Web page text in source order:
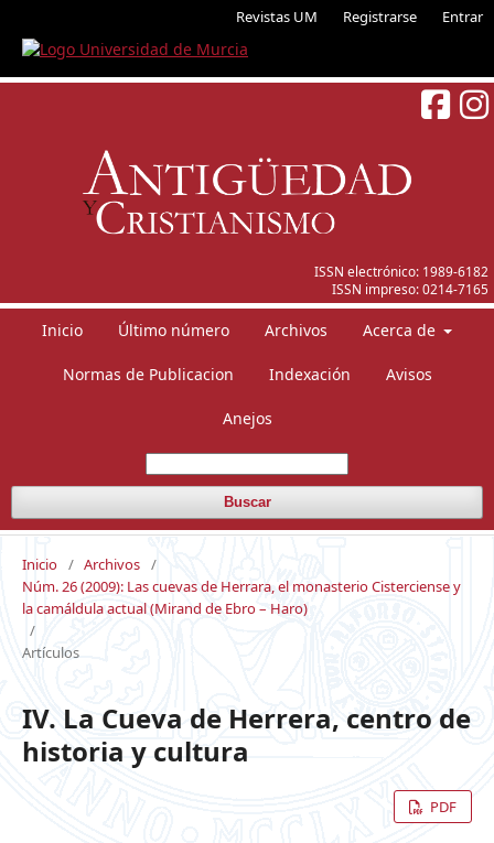
Revistas UM Registrarse Entrar
ISSN electrónico: 1989-6182
ISSN impreso:0214-7165
Inicio Último número Archivos Acerca de
Normas de Publicacion Indexación Avisos
Anejos
Buscar
Inicio / Archivos /
Núm. 26 (2009): Las cuevas de Herrara, el monasterio Cisterciense y
la camáldula actual (Mirand de Ebro – Haro)
/
Artículos
IV. La Cueva de Herrera, centro de
historia y cultura
PDF